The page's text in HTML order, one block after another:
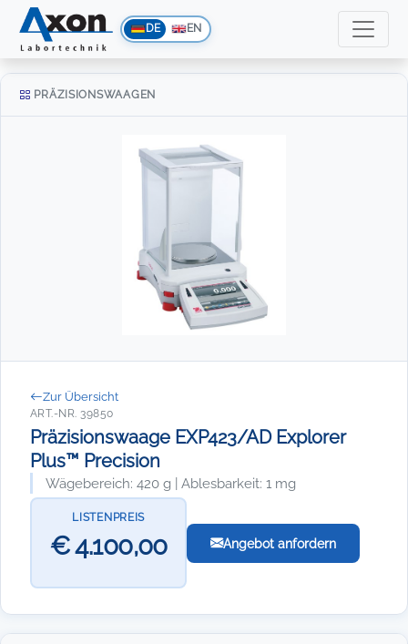
DE EN
PRÄZISIONSWAAGEN
Zur Übersicht
ART.-NR. 39850
Präzisionswaage EXP423/AD Explorer
Plus™ Precision
Wägebereich: 420 g | Ablesbarkeit: 1 mg
LISTENPREIS
€ 4.100,00 Angebot anfordern